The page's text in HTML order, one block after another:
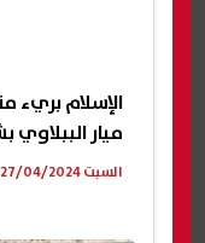
الإسلام بريء
ميار الببلاوي
السبت 27/04/2024 01:11 م